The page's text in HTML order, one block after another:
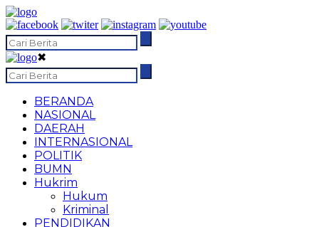
✖
BERANDA
NASIONAL
DAERAH
INTERNASIONAL
POLITIK
BUMN
Hukrim
Hukum
Kriminal
PENDIDIKAN